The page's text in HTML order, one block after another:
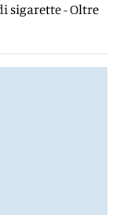
sigarette - Oltre